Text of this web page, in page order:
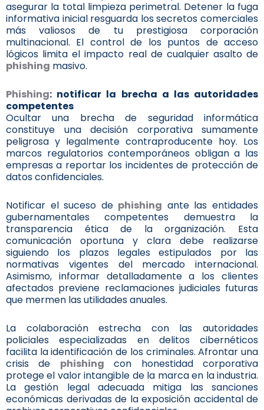
asegurar la total limpieza perimetral. Detener la fuga
informativa inicial resguarda los secretos comerciales
más valiosos de tu prestigiosa corporación
multinacional. El control de los puntos de acceso
lógicos limita el impacto real de cualquier asalto de
phishing masivo.
Phishing: notificar la brecha a las autoridades
competentes
Ocultar una brecha de seguridad informática
constituye una decisión corporativa sumamente
peligrosa y legalmente contraproducente hoy. Los
marcos regulatorios contemporáneos obligan a las
empresas a reportar los incidentes de protección de
datos confidenciales.
Notificar el suceso de phishing ante las entidades
gubernamentales competentes demuestra la
transparencia ética de la organización. Esta
comunicación oportuna y clara debe realizarse
siguiendo los plazos legales estipulados por las
normativas vigentes del mercado internacional.
Asimismo, informar detalladamente a los clientes
afectados previene reclamaciones judiciales futuras
que mermen las utilidades anuales.
La colaboración estrecha con las autoridades
policiales especializadas en delitos cibernéticos
facilita la identificación de los criminales. Afrontar una
crisis de phishing con honestidad corporativa
protege el valor intangible de la marca en la industria.
La gestión legal adecuada mitiga las sanciones
económicas derivadas de la exposición accidental de